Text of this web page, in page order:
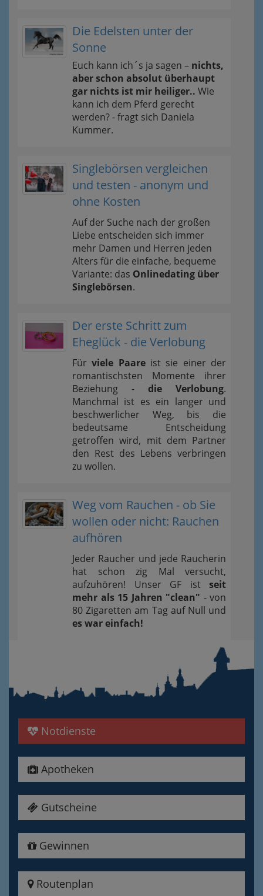
Die Edelsten unter der
Sonne
Euch kann ich´s ja sagen – nichts,
aber schon absolut überhaupt
gar nichts ist mir heiliger.. Wie
kann ich dem Pferd gerecht
werden? - fragt sich Daniela
Kummer.
Singlebörsen vergleichen
und testen - anonym und
ohne Kosten
Auf der Suche nach der großen
Liebe entscheiden sich immer
mehr Damen und Herren jeden
Alters für die einfache, bequeme
Variante: das Onlinedating über
Singlebörsen.
Der erste Schritt zum
Eheglück - die Verlobung
Fürviele Paareist sie einer der
romantischsten Momente ihrer
Beziehung - die Verlobung.
Manchmal ist es ein langer und
beschwerlicher Weg, bis die
bedeutsame Entscheidung
getroffen wird, mit dem Partner
den Rest des Lebens verbringen
zu wollen.
Weg vom Rauchen - ob Sie
wollen oder nicht: Rauchen
aufhören
Jeder Raucher und jede Raucherin
hat schon zig Mal versucht,
aufzuhören! Unser GF ist seit
mehr als 15 Jahren "clean" - von
80 Zigaretten am Tag auf Null und
es war einfach!
Notdienste
Apotheken
Gutscheine
Gewinnen
Routenplan